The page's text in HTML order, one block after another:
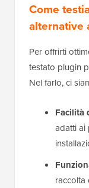
Come
alternative
Per offrirti
testato plugin
Nel farlo, ci
Facilità
adatti ai
raccolta